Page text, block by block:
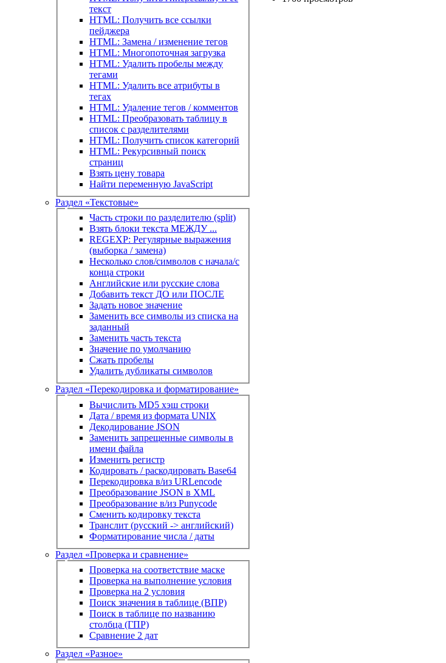
текст
HTML: Получить все ссылки
пейджера
HTML: Замена / изменение тегов
HTML: Многопоточная загрузка
HTML: Удалить пробелы между
тегами
HTML: Удалить все атрибуты в
тегах
HTML: Удаление тегов / комментов
HTML: Преобразовать таблицу в
список с разделителями
HTML: Получить список категорий
HTML: Рекурсивный поиск
страниц
Взять цену товара
Найти переменную JavaScript
Раздел «Текстовые»
Часть строки по разделителю (split)
Взять блоки текста МЕЖДУ ...
REGEXP: Регулярные выражения
(выборка / замена)
Несколько слов/символов с начала/с
конца строки
Английские или русские слова
Добавить текст ДО или ПОСЛЕ
Задать новое значение
Заменить все символы из списка на
заданный
Заменить часть текста
Значение по умолчанию
Сжать пробелы
Удалить дубликаты символов
Раздел «Перекодировка и форматирование»
Вычислить MD5 хэш строки
Дата / время из формата UNIX
Декодирование JSON
Заменить запрещенные символы в
имени файла
Изменить регистр
Кодировать / раскодировать Base64
Перекодировка в/из URLencode
Преобразование JSON в XML
Преобразование в/из Punycode
Сменить кодировку текста
Транслит (русский -> английский)
Форматирование числа / даты
Раздел «Проверка и сравнение»
Проверка на соответствие маске
Проверка на выполнение условия
Проверка на 2 условия
Поиск значения в таблице (ВПР)
Поиск в таблице по названию
столбца (ГПР)
Сравнение 2 дат
Раздел «Разное»